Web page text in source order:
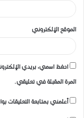
الموقع الإلكتروني
احفظ اسمي، بريدي
المرة المقبلة في تعليقي.
أعلمني بمتابعة التعليقات